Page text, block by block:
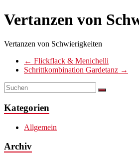
Vertanzen von
Vertanzen von Schwierigkeiten
← Flickflack & Menichelli
Schrittkombination Gardetanz →
Kategorien
Allgemein
Archiv